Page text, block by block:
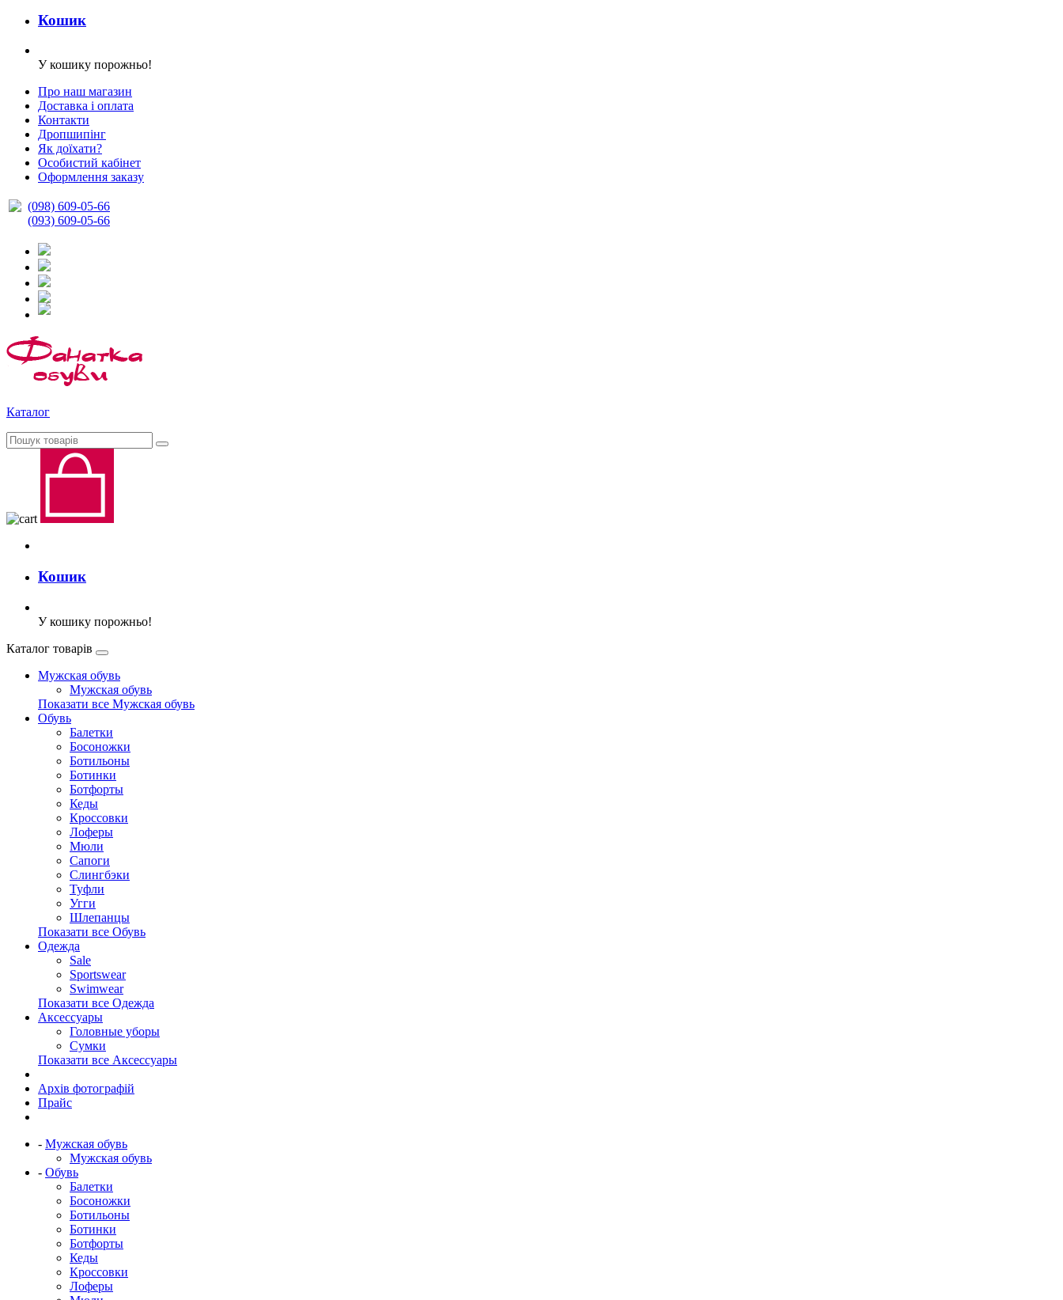
Кошик
У кошику порожньо!
Про наш магазин
Доставка і оплата
Контакти
Дропшипінг
Як доїхати?
Особистий кабінет
Оформлення заказу
(098) 609-05-66
(093) 609-05-66
Каталог
Кошик
У кошику порожньо!
Каталог товарів
Мужская обувь
Мужская обувь
Показати все Мужская обувь
Обувь
Балетки
Босоножки
Ботильоны
Ботинки
Ботфорты
Кеды
Кроссовки
Лоферы
Мюли
Сапоги
Слингбэки
Туфли
Угги
Шлепанцы
Показати все Обувь
Одежда
Sale
Sportswear
Swimwear
Показати все Одежда
Аксессуары
Головные уборы
Сумки
Показати все Аксессуары
Архів фотографій
Прайс
- Мужская обувь
Мужская обувь
- Обувь
Балетки
Босоножки
Ботильоны
Ботинки
Ботфорты
Кеды
Кроссовки
Лоферы